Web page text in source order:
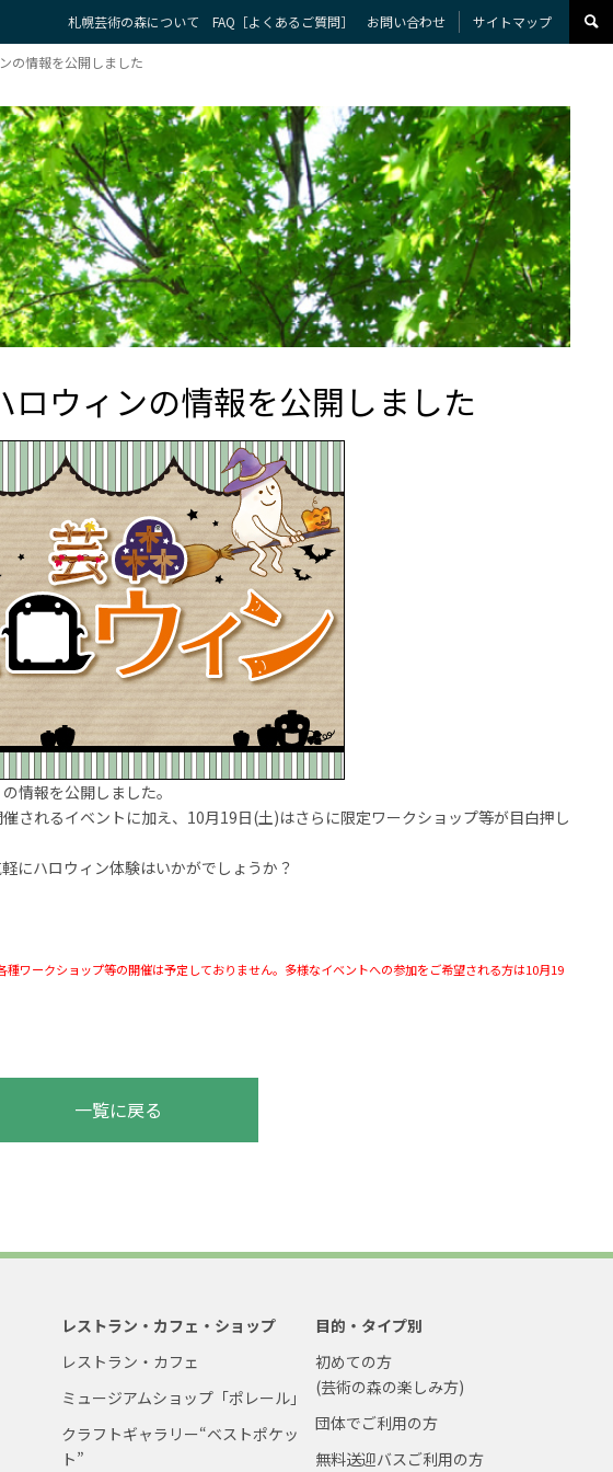
札幌芸術の森について FAQ［よくあるご質問］ お問い合わせ サイトマップ
の情報を公開しました
ロウィンの情報を公開しました
情報を公開しました。
されるイベントに加え、10月19日(土)はさらに限定ワークショップ等が目白押し
にハロウィン体験はいかがでしょうか？
ワークショップ等の開催は予定しておりません。多様なイベントへの参加をご希望される方は10月19
一覧に戻る
レストラン・カフェ・ショップ
レストラン・カフェ
ミュージアムショップ「ポレール」
クラフトギャラリー“ベストポケッ
ト”
目的・タイプ別
初めての方
(芸術の森の楽しみ方)
団体でご利用の方
無料送迎バスご利用の方